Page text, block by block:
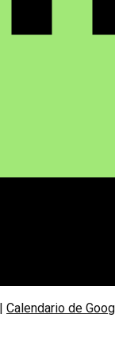
| Calendario de